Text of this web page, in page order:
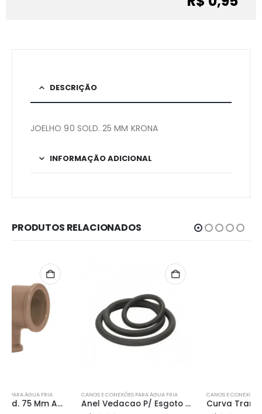
DESCRIÇÃO
JOELHO 90 SOLD. 25 MM KRONA
INFORMAÇÃO ADICIONAL
PRODUTOS RELACIONADOS
CANOS E CONEXÕES PARA ÁGUA FRIA
Anel Vedacao P/ Esgoto 200mm Krona
CANOS E CONEXÕES PARA ÁGUA FRIA
Curva Transposicao Sold. 25mm Amanco